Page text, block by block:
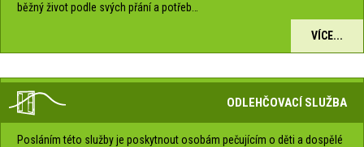
běžný život podle svých přání a potřeb…
VÍCE...
ODLEHČOVACÍ SLUŽBA
Posláním této služby je poskytnout osobám pečujícím o děti a dospělé